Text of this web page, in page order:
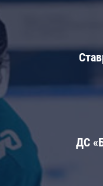
ДС